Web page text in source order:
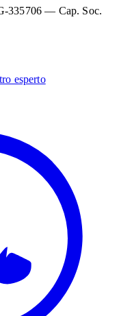
335706 — Cap. Soc.
esperto